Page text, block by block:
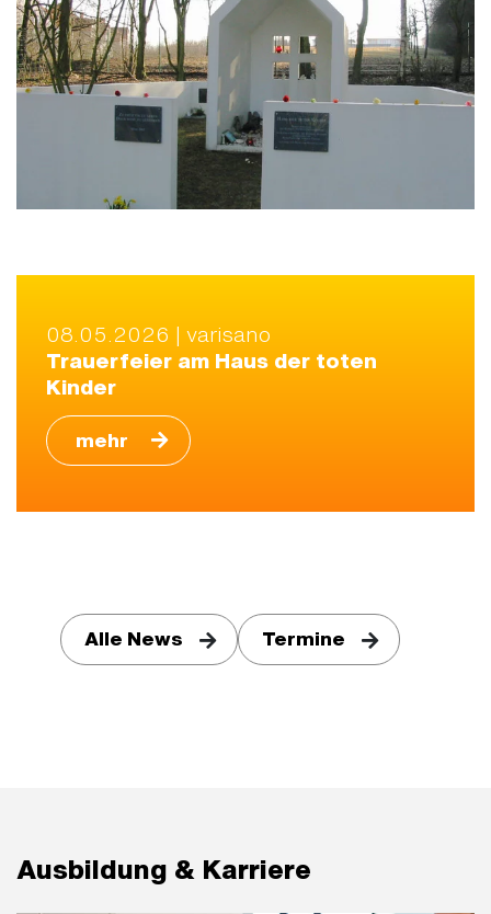
08.05.2026 | varisano
Trauerfeier am Haus der toten
Kinder
mehr
Alle News Termine
Ausbildung & Karriere